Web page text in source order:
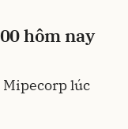
hôm nay
Mipecorp lúc